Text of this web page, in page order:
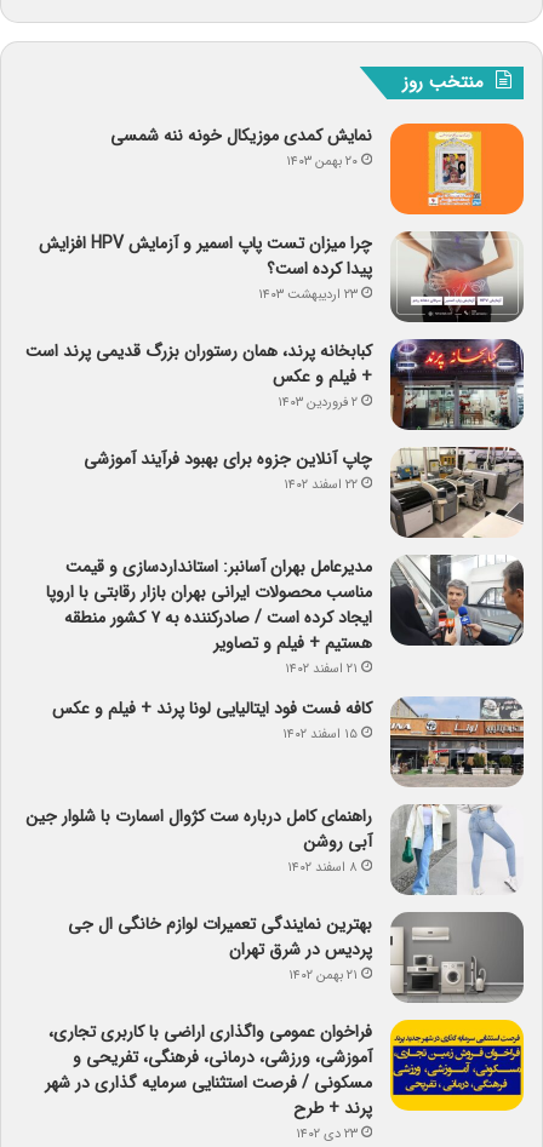
منتخب روز
نمایش کمدی موزیکال خونه ننه شمسی
۲۰ بهمن ۱۴۰۳
چرا میزان تست پاپ اسمیر و آزمایش HPV افزایش
پیدا کرده است؟
۲۳ اردیبهشت ۱۴۰۳
کبابخانه پرند، همان رستوران بزرگ قدیمی پرند است
+ فیلم و عکس
۲ فروردین ۱۴۰۳
چاپ آنلاین جزوه برای بهبود فرآیند آموزشی
۲۲ اسفند ۱۴۰۲
مدیرعامل بهران آسانبر: استانداردسازی و قیمت
مناسب محصولات ایرانی بهران بازار رقابتی با اروپا
ایجاد کرده است / صادرکننده به ۷ کشور منطقه
هستیم + فیلم و تصاویر
۲۱ اسفند ۱۴۰۲
کافه فست فود ایتالیایی لونا پرند + فیلم و عکس
۱۵ اسفند ۱۴۰۲
راهنمای کامل درباره ست کژوال اسمارت با شلوار جین
آبی روشن
۸ اسفند ۱۴۰۲
بهترین نمایندگی تعمیرات لوازم خانگی ال جی
پردیس در شرق تهران
۲۱ بهمن ۱۴۰۲
فراخوان عمومی واگذاری اراضی با کاربری تجاری،
آموزشی، ورزشی، درمانی، فرهنگی، تفریحی و
مسکونی / فرصت استثنایی سرمایه گذاری در شهر
پرند + طرح
۲۳ دی ۱۴۰۲